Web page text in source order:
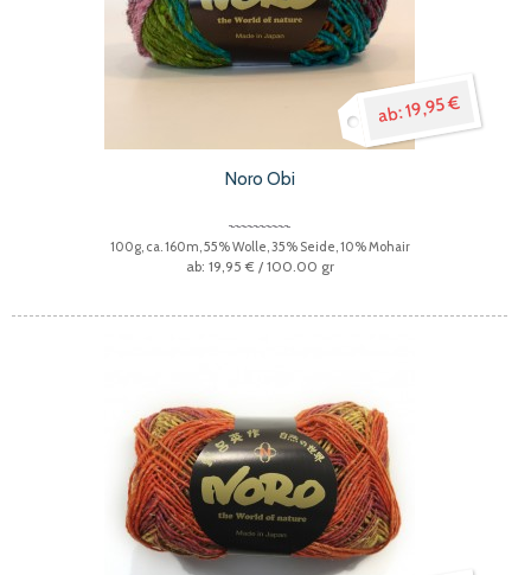
19,95 €
Noro Obi
100g, ca. 160m, 55% Wolle, 35% Seide, 10% Mohair
19,95 € / 100.00 gr